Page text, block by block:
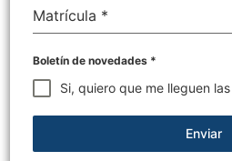
Matrícula *
Boletín de novedades *
Si, quiero que me lleguen
Enviar